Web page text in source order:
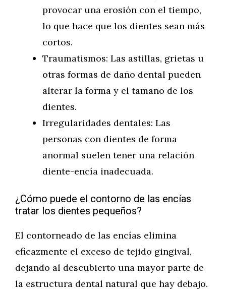
provocar una erosión con el tiempo,
lo que hace que los dientes sean más
cortos.
Traumatismos: Las astillas, grietas u
otras formas de daño dental pueden
alterar la forma y el tamaño de los
dientes.
Irregularidades dentales: Las
personas con dientes de forma
anormal suelen tener una relación
diente-encía inadecuada.
¿Cómo puede el contorno de las encías
tratar los dientes pequeños?
El contorneado de las encías elimina
eficazmente el exceso de tejido gingival,
dejando al descubierto una mayor parte de
la estructura dental natural que hay debajo.